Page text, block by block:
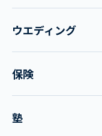
ウエディング
保険
塾